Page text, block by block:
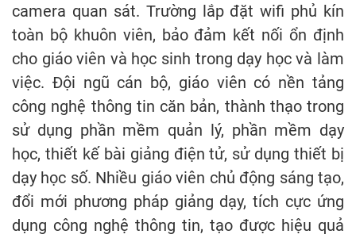
camera quan sát. Trường lắp đặt wifi phủ kín
toàn bộ khuôn viên, bảo đảm kết nối ổn định
cho giáo viên và học sinh trong dạy học và làm
việc. Đội ngũ cán bộ, giáo viên có nền tảng
công nghệ thông tin căn bản, thành thạo trong
sử dụng phần mềm quản lý, phần mềm dạy
học, thiết kế bài giảng điện tử, sử dụng thiết bị
dạy học số. Nhiều giáo viên chủ động sáng tạo,
đổi mới phương pháp giảng dạy, tích cực ứng
dụng công nghệ thông tin, tạo được hiệu quả